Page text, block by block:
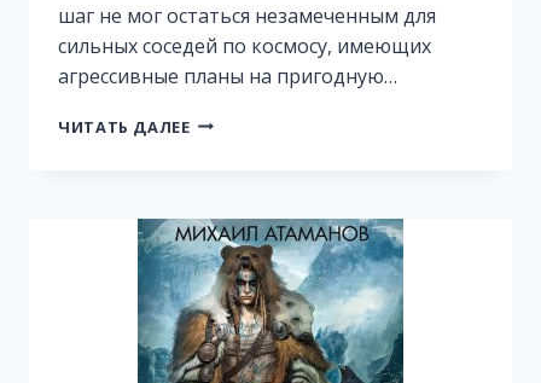
шаг не мог остаться незамеченным для
сильных соседей по космосу, имеющих
агрессивные планы на пригодную…
ЧИТАТЬ ДАЛЕЕ ИСКАЖАЮЩИЕ